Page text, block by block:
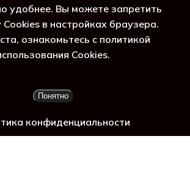
корзины
удобнее. Вы можете запретить
в настройках браузера.
ознакомьтесь с политикой
Cookies.
Понятно
конфиденциальности